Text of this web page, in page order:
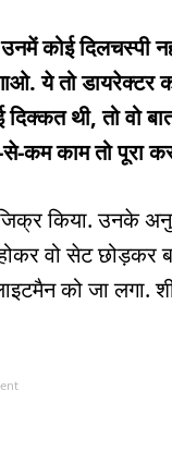
कोई दिलचस्पी
ये तो डायरेक्टर
थी, तो वो
कम काम तो पूरा
किया. उनके
वो सेट छोड़कर
को जा लगा.